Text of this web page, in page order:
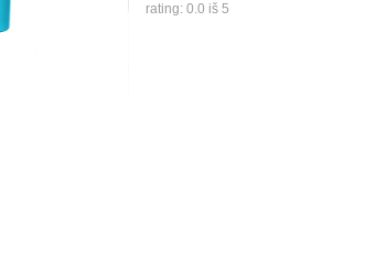
rating: 0.0 iš 5